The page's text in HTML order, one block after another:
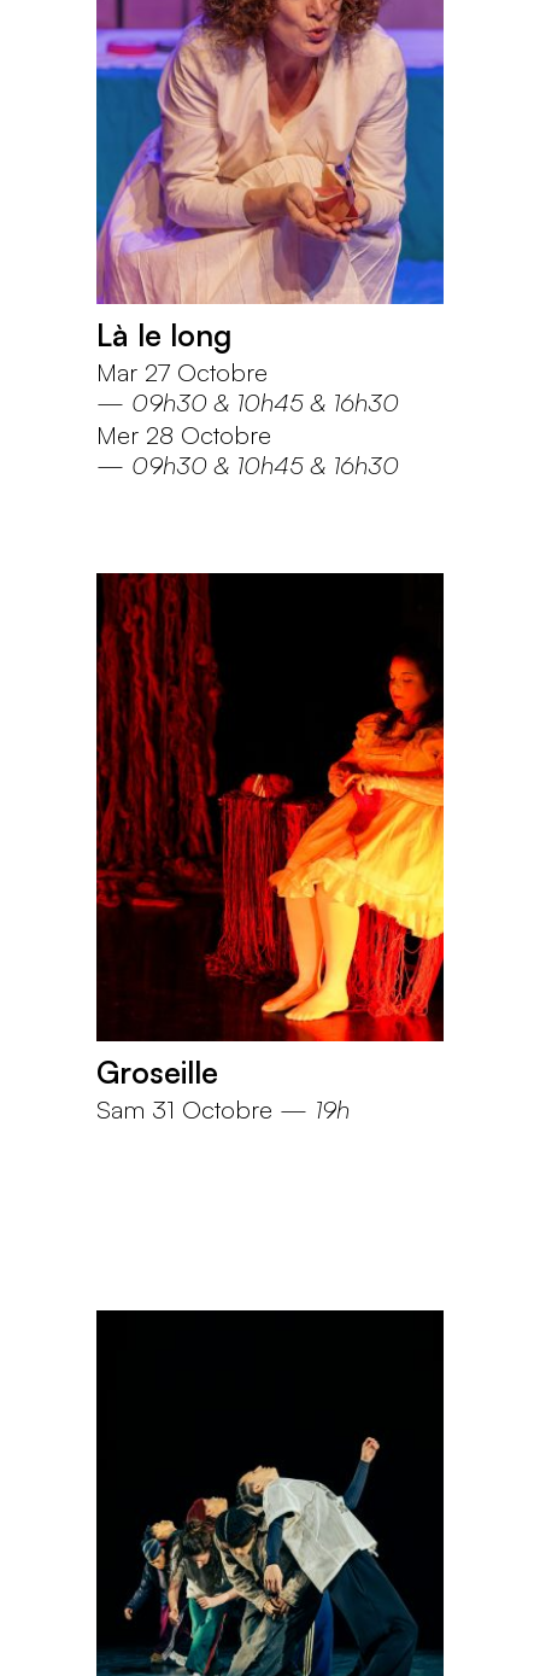
Là le long
Mar 27 Octobre
— 09h30 10h45
16h30
Mer 28 Octobre
— 09h30 10h45 16h30
Groseille
Sam 31 Octobre — 19h